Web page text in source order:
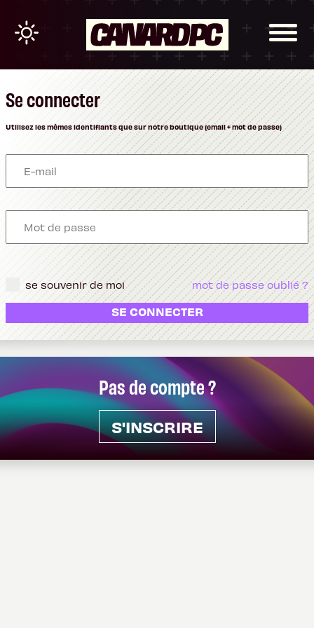
Pas de compte ?
S'INSCRIRE
Se connecter
Utilisez les mêmes identifiants que sur notre boutique (email + mot de passe)
se souvenir de moi mot de passe oublié ?
SE CONNECTER